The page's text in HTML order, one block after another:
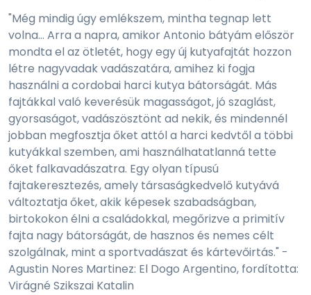
"Még mindig úgy emlékszem, mintha tegnap lett
volna... Arra a napra, amikor Antonio bátyám először
mondta el az ötletét, hogy egy új kutyafajtát hozzon
létre nagyvadak vadászatára, amihez ki fogja
használni a cordobai harci kutya bátorságát. Más
fajtákkal való keverésük magasságot, jó szaglást,
gyorsaságot, vadászösztönt ad nekik, és mindennél
jobban megfosztja őket attól a harci kedvtől a többi
kutyákkal szemben, ami használhatatlanná tette
őket falkavadászatra. Egy olyan típusú
fajtakeresztezés, amely társaságkedvelő kutyává
változtatja őket, akik képesek szabadságban,
birtokokon élni a családokkal, megőrizve a primitív
fajta nagy bátorságát, de hasznos és nemes célt
szolgálnak, mint a sportvadászat és kártevőirtás." -
Agustin Nores Martinez: El Dogo Argentino, fordította:
Virágné Szikszai Katalin